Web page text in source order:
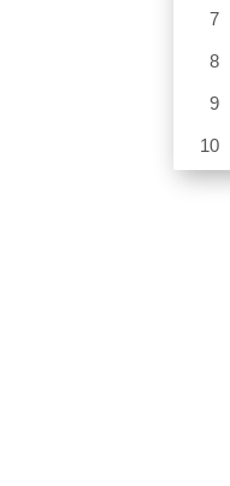
7
8
9
10